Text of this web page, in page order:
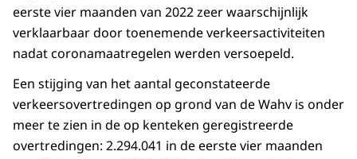
eerste vier maanden van 2022 zeer waarschijnlijk
verklaarbaar door toenemende verkeersactiviteiten
nadat coronamaatregelen werden versoepeld.
Een stijging van het aantal geconstateerde
verkeersovertredingen op grond van de Wahv is onder
meer te zien in de op kenteken geregistreerde
overtredingen: 2.294.041 in de eerste vier maanden